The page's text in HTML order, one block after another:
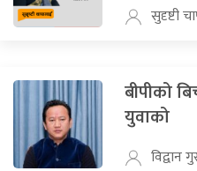
सुदृष्टी
बीपीको
युवाको
विद्वान